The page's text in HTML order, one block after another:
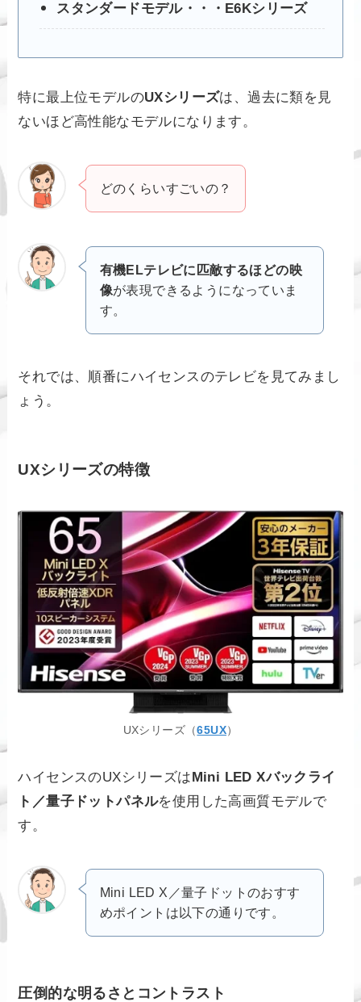
スタンダードモデル・・・E6Kシリーズ
特に最上位モデルのUXシリーズは、過去に類を見
ないほど高性能なモデルになります。
どのくらいすごいの？
有機ELテレビに匹敵するほどの映
像が表現できるようになっていま
す。
それでは、順番にハイセンスのテレビを見てみまし
ょう。
UXシリーズの特徴
UXシリーズ（65UX）
ハイセンスのUXシリーズはMini LED Xバックライ
ト／量子ドットパネルを使用した高画質モデルで
す。
Mini LED X／量子ドットのおすす
めポイントは以下の通りです。
圧倒的な明るさとコントラスト